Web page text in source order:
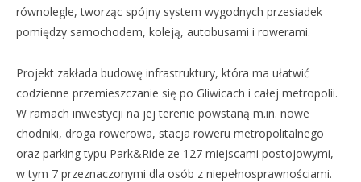
równolegle, tworząc spójny system wygodnych przesiadek
pomiędzy samochodem, koleją, autobusami i rowerami.
Projekt zakłada budowę infrastruktury, która ma ułatwić
codzienne przemieszczanie się po Gliwicach i całej metropolii.
W ramach inwestycji na jej terenie powstaną m.in. nowe
chodniki, droga rowerowa, stacja roweru metropolitalnego
oraz parking typu Park&Ride ze 127 miejscami postojowymi,
w tym 7 przeznaczonymi dla osób z niepełnosprawnościami.